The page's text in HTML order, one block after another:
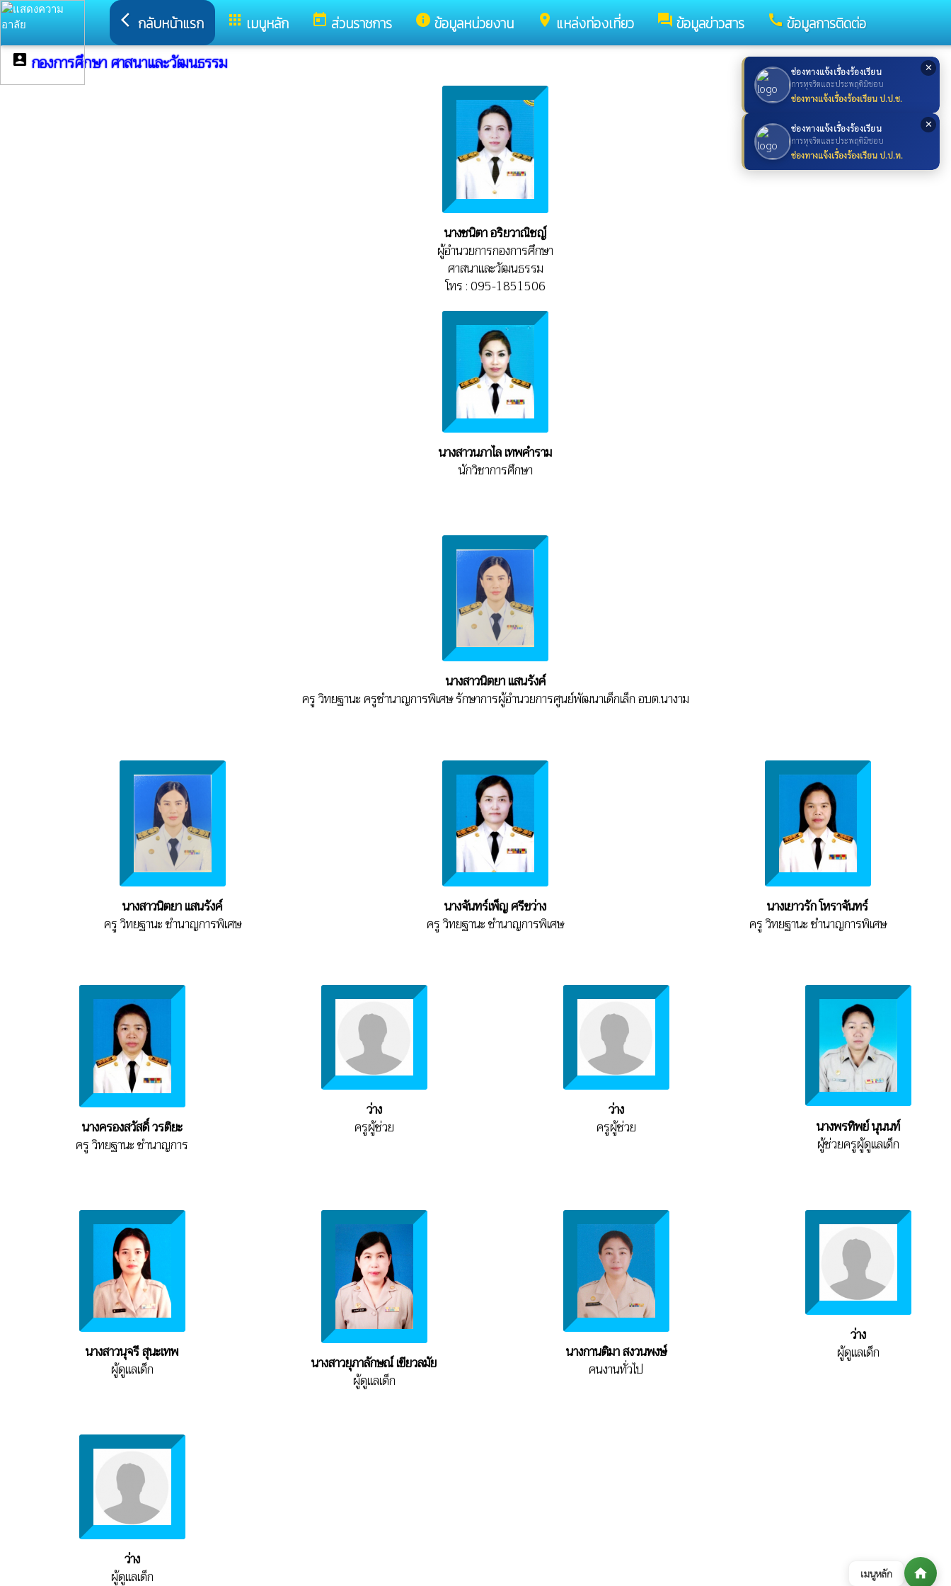
เมนูหลัก home
✕
ช่องทางแจ้งเรื่องร้องเรียน
การทุจริตและประพฤติมิชอบ
ช่องทางแจ้งเรื่องร้องเรียน ป.ป.ช.
✕
ช่องทางแจ้งเรื่องร้องเรียน
การทุจริตและประพฤติมิชอบ
ช่องทางแจ้งเรื่องร้องเรียน ป.ป.ท.
arrow_back_ios กลับหน้าแรก apps เมนูหลัก today ส่วนราชการ info ข้อมูลหน่วยงาน place แหล่งท่องเที่ยว forum ข้อมูลข่าวสาร call ข้อมูลการติดต่อ
account_box กองการศึกษา ศาสนาและวัฒนธรรม
นางชนิตา อริยวาณิชญ์
ผู้อำนวยการกองการศึกษา
ศาสนาและวัฒนธรรม
โทร : 095-1851506
นางสาวนภาไล เทพคำราม
นักวิชาการศึกษา
นางสาวนิตยา แสนรังค์
ครู วิทยฐานะ ครูชำนาญการพิเศษ รักษาการผู้อำนวยการศูนย์พัฒนาเด็กเล็ก อบต.นางาม
นางสาวนิตยา แสนรังค์
ครู วิทยฐานะ ชำนาญการพิเศษ
นางจันทร์เพ็ญ ศรีขว่าง
ครู วิทยฐานะ ชำนาญการพิเศษ
นางเยาวรัก โหราจันทร์
ครู วิทยฐานะ ชำนาญการพิเศษ
นางครองสวัสดิ์ วรติยะ
ครู วิทยฐานะ ชำนาญการ
ว่าง
ครูผู้ช่วย
ว่าง
ครูผู้ช่วย
นางพรทิพย์ นุนนท์
ผู้ช่วยครูผู้ดูแลเด็ก
นางสาวนุจรี สุนะเทพ
ผู้ดูแลเด็ก
นางสาวยุภาลักษณ์ เขียวลมัย
ผู้ดูแลเด็ก
นางกานติมา สงวนพงษ์
คนงานทั่วไป
ว่าง
ผู้ดูแลเด็ก
ว่าง
ผู้ดูแลเด็ก